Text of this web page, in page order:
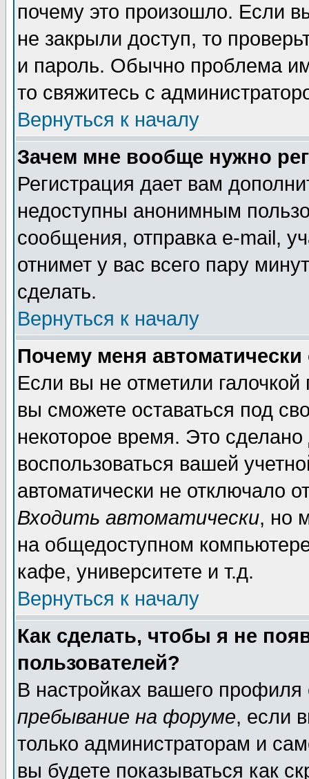
почему это произошло. Если
не закрыли доступ, то
и пароль. Обычно проблема
то свяжитесь с
Вернуться к началу
Зачем мне вообще нужно
Регистрация дает вам
недоступны анонимным
сообщения, отправка e-mail,
отнимет у вас всего пару
сделать.
Вернуться к началу
Почему меня автоматически
Если вы не отметили галочкой
вы сможете оставаться под
некоторое время. Это
воспользоваться вашей
автоматически не отключало
Входить автоматически, но
на общедоступном
кафе, университете и т.д.
Вернуться к началу
Как сделать, чтобы я не
пользователей?
В настройках вашего
пребывание на форуме, если
только администраторам и
вы будете показываться как